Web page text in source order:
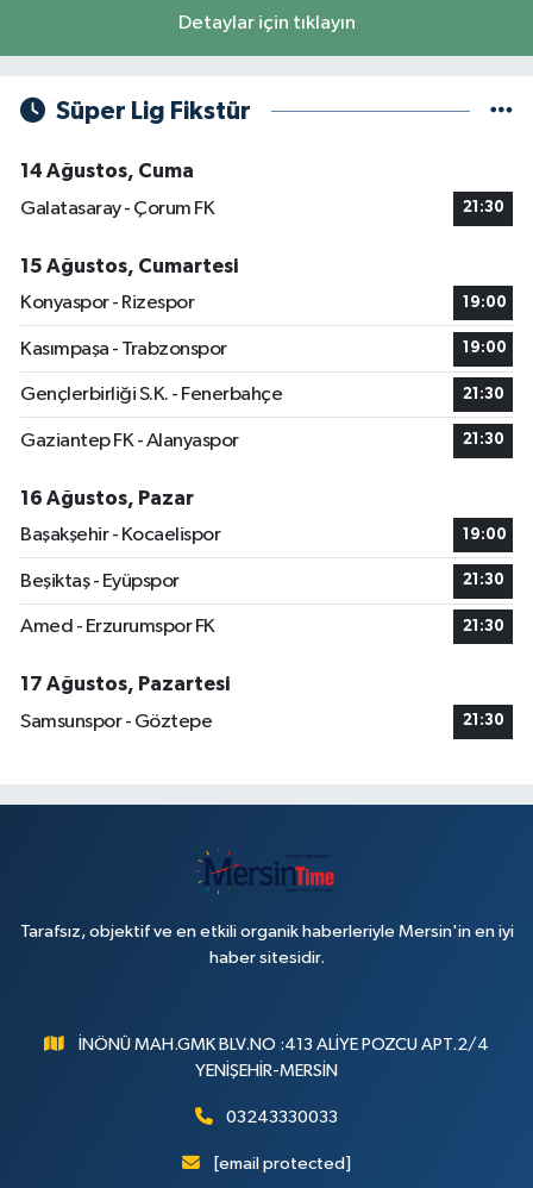
Detaylar için tıklayın
Süper Lig Fikstür
14 Ağustos, Cuma
Galatasaray - Çorum FK
21:30
15 Ağustos, Cumartesi
Konyaspor - Rizespor
19:00
Kasımpaşa - Trabzonspor 19:00
Gençlerbirliği S.K. - Fenerbahçe 21:30
Gaziantep FK - Alanyaspor 21:30
16 Ağustos, Pazar
Başakşehir - Kocaelispor
19:00
Beşiktaş - Eyüpspor 21:30
Amed - Erzurumspor FK 21:30
17 Ağustos, Pazartesi
Samsunspor - Göztepe
21:30
Tarafsız, objektif ve en etkili organik haberleriyle Mersin'in en iyi
haber sitesidir.
İNÖNÜ MAH.GMK BLV.NO :413 ALİYE POZCU APT.2/4
YENİŞEHİR-MERSİN
03243330033
[email protected]